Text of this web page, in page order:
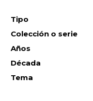
Tipo
Colección o serie
Años
Década
Tema